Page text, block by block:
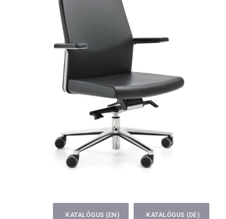
KATALÓGUS (EN) KATALÓGUS (DE)